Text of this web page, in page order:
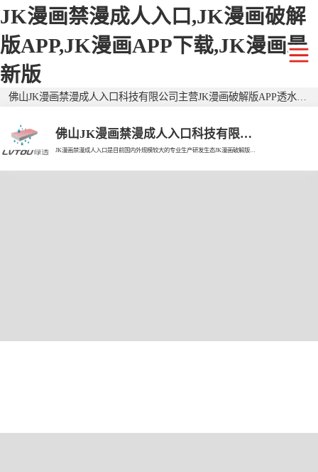
JK漫画禁漫成人入口,JK漫画破解
版APP,JK漫画APP下载,JK漫画最
新版
佛山JK漫画禁漫成人入口科技有限公司
JK漫画禁漫成人入口是目前国内外规模较大的专业生产研发生态JK漫画破解版APP透水砖的现代企业。